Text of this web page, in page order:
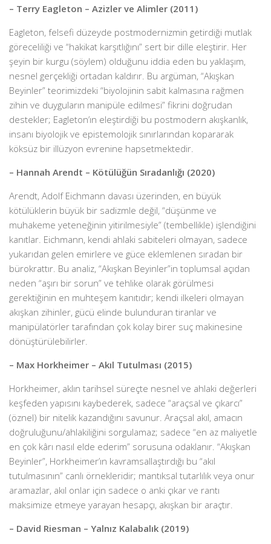
– Terry Eagleton – Azizler ve Alimler (2011)
Eagleton, felsefi düzeyde postmodernizmin getirdiği mutlak
göreceliliği ve “hakikat karşıtlığını” sert bir dille eleştirir. Her
şeyin bir kurgu (söylem) olduğunu iddia eden bu yaklaşım,
nesnel gerçekliği ortadan kaldırır. Bu argüman, “Akışkan
Beyinler” teorimizdeki “biyolojinin sabit kalmasına rağmen
zihin ve duyguların manipüle edilmesi” fikrini doğrudan
destekler; Eagleton’ın eleştirdiği bu postmodern akışkanlık,
insanı biyolojik ve epistemolojik sınırlarından kopararak
köksüz bir illüzyon evrenine hapsetmektedir.
– Hannah Arendt – Kötülüğün Sıradanlığı (2020)
Arendt, Adolf Eichmann davası üzerinden, en büyük
kötülüklerin büyük bir sadizmle değil, “düşünme ve
muhakeme yeteneğinin yitirilmesiyle” (tembellikle) işlendiğini
kanıtlar. Eichmann, kendi ahlaki sabiteleri olmayan, sadece
yukarıdan gelen emirlere ve güce eklemlenen sıradan bir
bürokrattır. Bu analiz, “Akışkan Beyinler”in toplumsal açıdan
neden “aşırı bir sorun” ve tehlike olarak görülmesi
gerektiğinin en muhteşem kanıtıdır; kendi ilkeleri olmayan
akışkan zihinler, gücü elinde bulunduran tiranlar ve
manipülatörler tarafından çok kolay birer suç makinesine
dönüştürülebilirler.
– Max Horkheimer – Akıl Tutulması (2015)
Horkheimer, aklın tarihsel süreçte nesnel ve ahlaki değerleri
keşfeden yapısını kaybederek, sadece “araçsal ve çıkarcı”
(öznel) bir nitelik kazandığını savunur. Araçsal akıl, amacın
doğruluğunu/ahlakiliğini sorgulamaz; sadece “en az maliyetle
en çok kârı nasıl elde ederim” sorusuna odaklanır. “Akışkan
Beyinler”, Horkheimer’ın kavramsallaştırdığı bu “akıl
tutulmasının” canlı örnekleridir; mantıksal tutarlılık veya onur
aramazlar, akıl onlar için sadece o anki çıkar ve rantı
maksimize etmeye yarayan hesapçı, akışkan bir araçtır.
– David Riesman – Yalnız Kalabalık (2019)